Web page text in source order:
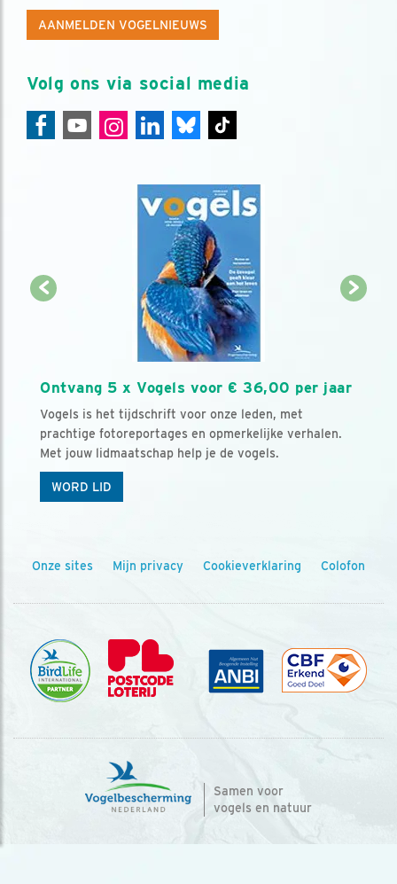
AANMELDEN VOGELNIEUWS
Volg ons via social media
Ontvang 5 x Vogels voor € 36,00 per jaar
Vogels is het tijdschrift voor onze leden, met
prachtige fotoreportages en opmerkelijke verhalen.
Met jouw lidmaatschap help je de vogels.
WORD LID
Onze sites Mijn privacy Cookieverklaring Colofon
Samen voor
vogels en natuur